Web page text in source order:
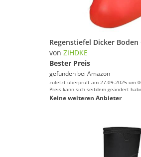
von ZIHDKE
Bester Preis
gefunden bei Amazon
zuletzt überprüft am 27.09.2025 um
Preis kann sich seitdem geändert
Keine weiteren Anbieter